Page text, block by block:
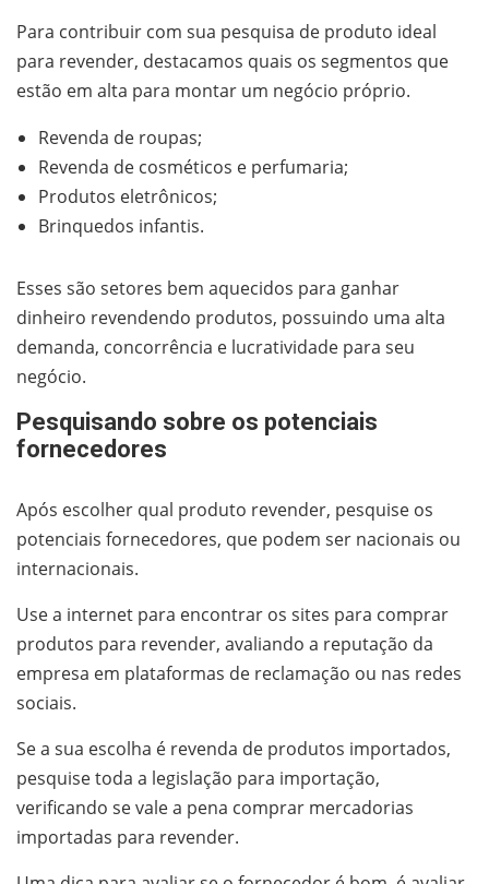
Para contribuir com sua pesquisa de produto ideal
para revender, destacamos quais os segmentos que
estão em alta para montar um negócio próprio.
Revenda de roupas;
Revenda de cosméticos e perfumaria;
Produtos eletrônicos;
Brinquedos infantis.
Esses são setores bem aquecidos para ganhar
dinheiro revendendo produtos, possuindo uma alta
demanda, concorrência e lucratividade para seu
negócio.
Pesquisando sobre os potenciais
fornecedores
Após escolher qual produto revender, pesquise os
potenciais fornecedores, que podem ser nacionais ou
internacionais.
Use a internet para encontrar os sites para comprar
produtos para revender, avaliando a reputação da
empresa em plataformas de reclamação ou nas redes
sociais.
Se a sua escolha é revenda de produtos importados,
pesquise toda a legislação para importação,
verificando se vale a pena comprar mercadorias
importadas para revender.